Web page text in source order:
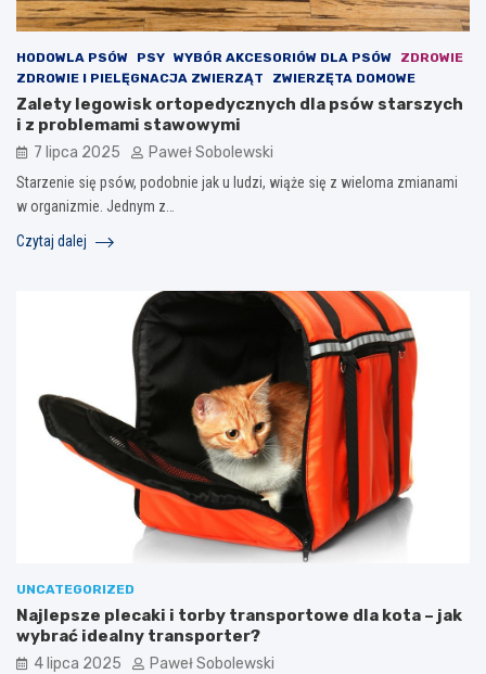
HODOWLA PSÓW PSY WYBÓR AKCESORIÓW DLA PSÓW
ZDROWIE
ZDROWIE I PIELĘGNACJA ZWIERZĄT
ZWIERZĘTA DOMOWE
Zalety legowisk ortopedycznych dla psów starszych
i z problemami stawowymi
7 lipca 2025 Paweł Sobolewski
Starzenie się psów, podobnie jak u ludzi, wiąże się z wieloma zmianami
w organizmie. Jednym z…
Czytaj dalej
UNCATEGORIZED
Najlepsze plecaki i torby transportowe dla kota – jak
wybrać idealny transporter?
4 lipca 2025 Paweł Sobolewski